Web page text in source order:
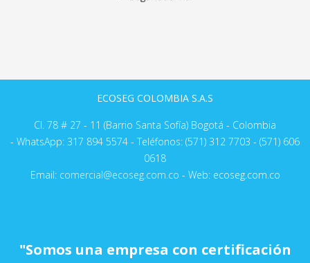
ECOSEG COLOMBIA S.A.S
Cl. 78 # 27 - 11 (Barrio Santa Sofía) Bogotá - Colombia
- WhatsApp: 317 894 5574 - Teléfonos: (571) 312 7703 - (571) 606
0618
Email: comercial@ecoseg.com.co - Web: ecoseg.com.co
"Somos una empresa con certificación